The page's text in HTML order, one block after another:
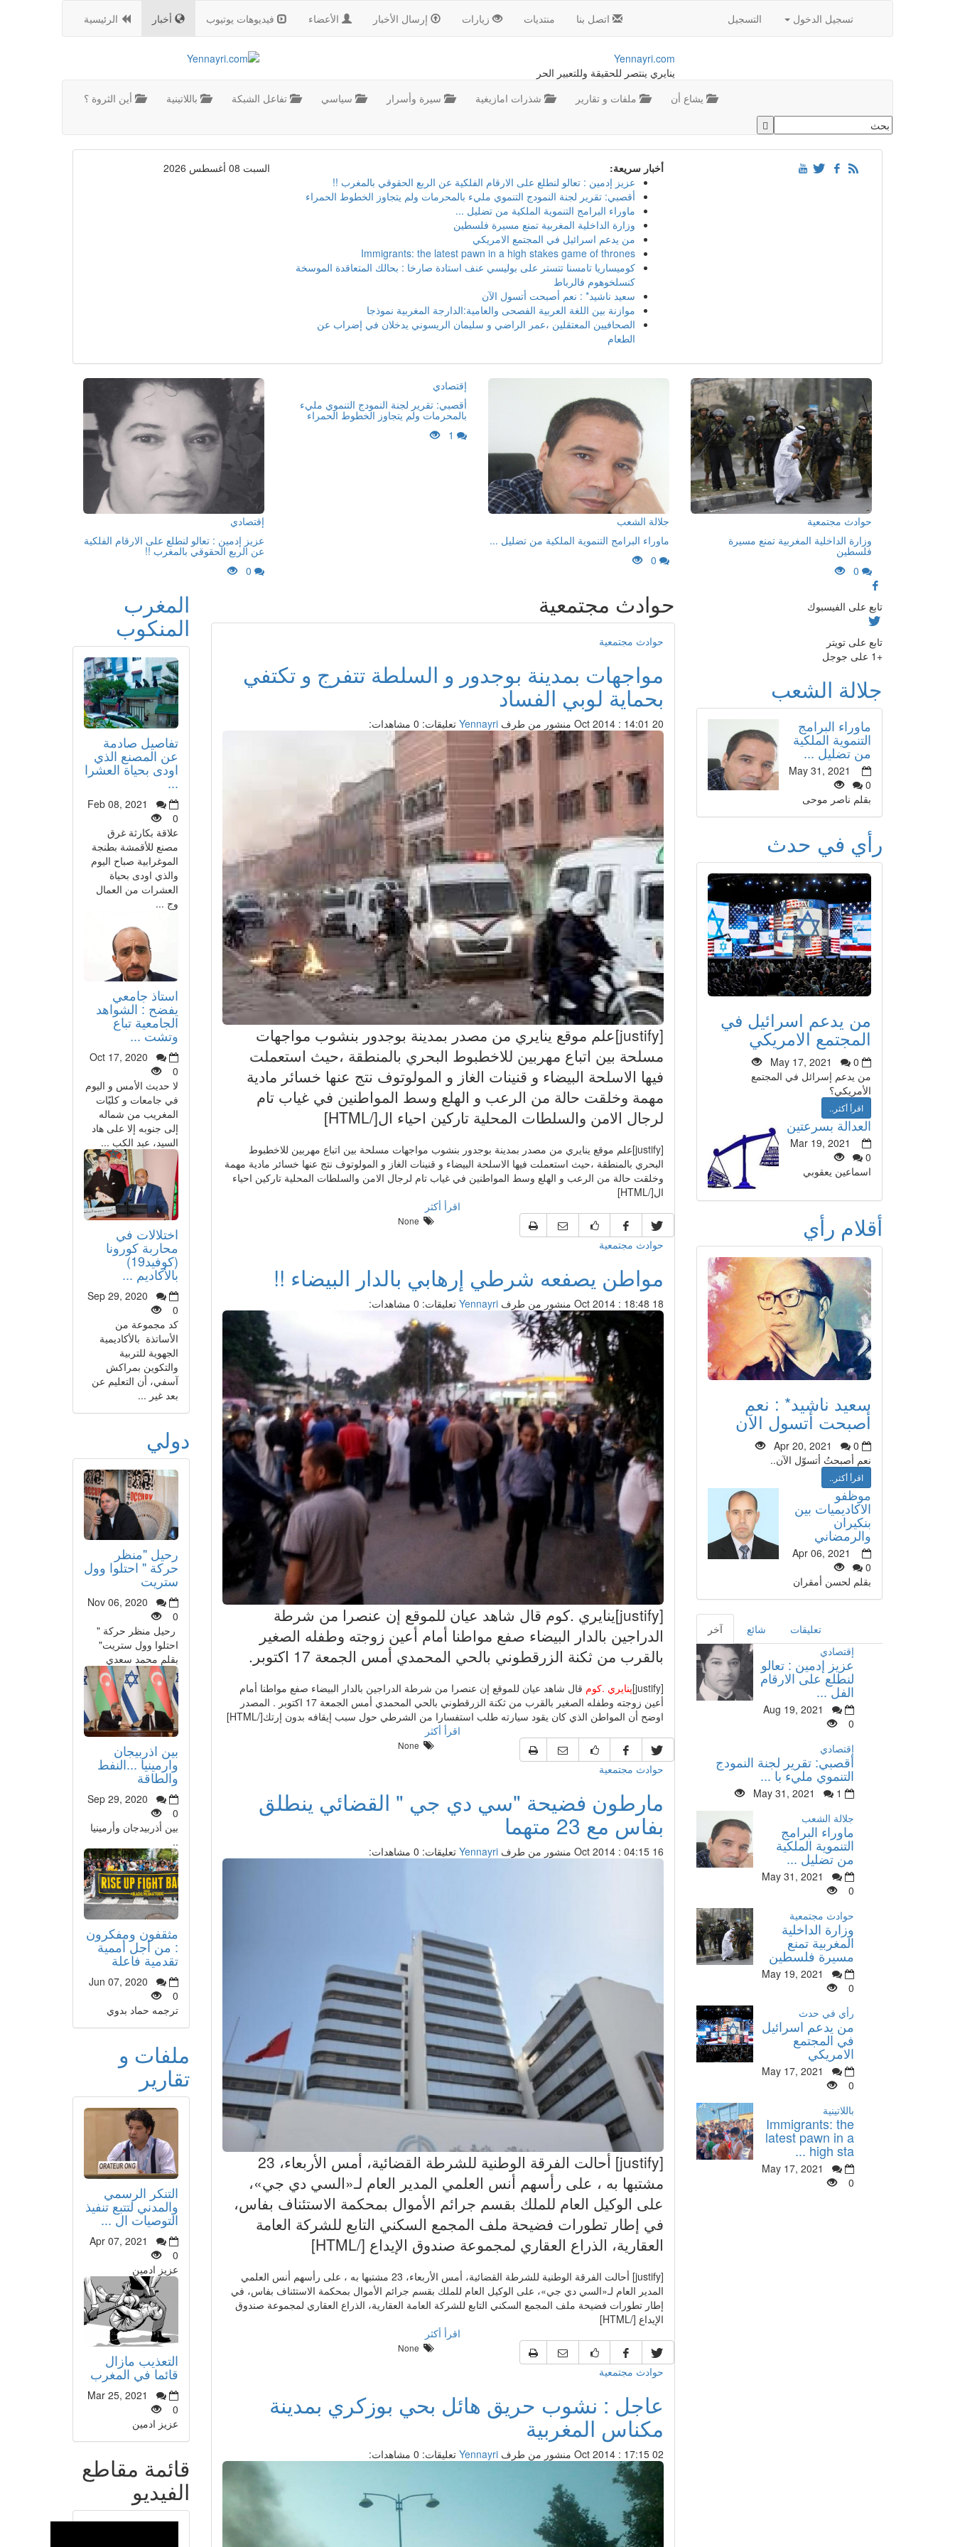
الرئيسية أخبار فيديوهات يوتيوب الأعضاء إرسال الأخبار زيارات منتديات اتصل بنا التسجيل تسجيل الدخول
Yennayri.com
ينايري ينتصر للحقيقة وللتعبير الحر
أين الثروة ؟
باللاتينية تفاعل الشبكة سياسي سيرة وأسرار شذرات امازيغية ملفات و تقارير يشاع أن
السبت 08 أغسطس 2026
أخبار سريعة:
عزيز إدمين : تعالو لنطلع على الارقام الفلكية عن الربع الحقوقي بالمغرب !!
أقصبي: تقرير لجنة النمودج التنموي مليء بالمحرمات ولم يتجاوز الخطوط الحمراء
ماوراء البرامج التنموية الملكية من تضليل ...
وزارة الداخلية المغربية تمنع مسيرة فلسطين
من يدعم اسرائيل في المجتمع الامريكي
Immigrants: the latest pawn in a high stakes game of thrones
كوميساريا تامسنا تتستر على بوليسي عنف استادة صارخا : بحالك المتعاقدة الموسخة
كنسلخوهوم فالرباط
سعيد ناشيد* : نعم أصبحت أتسول الآن
موازنة بين اللغة العربية الفصحى والعامية:الدارجة المغربية نموذجا
الصحافيين المعتقلين ،عمر الراضي و سليمان الريسوني يدخلان في إضراب عن
الطعام
إقتصادي
عزيز إدمين : تعالو لنطلع على الارقام الفلكية
عن الربع الحقوقي بالمغرب !!
إقتصادي
أقصبي: تقرير لجنة النمودج التنموي مليء
بالمحرمات ولم يتجاوز الخطوط الحمراء
جلالة الشعب
ماوراء البرامج التنموية الملكية من تضليل ...
حوادث مجتمعية
وزارة الداخلية المغربية تمنع مسيرة
فلسطين
المغرب
المنكوب
تفاصيل صادمة
عن المصنع الذي
اودى بحياة العشرا
...
Feb 08, 2021
0
علاقة بكارثة غرق
مصنع للأقمشة بطنجة
الموغرابية صباح اليوم
والذي اودى بحياة
العشرات من العمال
وج ...
استاذ جامعي
يفضح : الشواهد
الجامعية تباع
وتشت ...
Oct 17, 2020
0
لا حديث الأمس و اليوم
في جامعات و كليّات
المغريب من شماله
إلى جنوبه إلا على هاد
السيد، عبد الكب ...
اختلالات في
محاربة كورونا
(كوفيد19)
بالأكاديم ...
Sep 29, 2020
0
كد مجموعة من
الأساتذة بالأكاديمية
الجهوية للتربية
والتكوين بمراكش
آسفي، أن التعليم عن
بعد غير ...
دولي
رحيل "منظر
حركة " احتلوا وول
ستريت
Nov 06, 2020
0
رحيل منظر حركة "
احتلوا وول ستريت"
بقلم محمد سعدي
بين اذربيجان
وارمينيا ...النفط
والطاقة
Sep 29, 2020
0
بين أذربيدجان وأرمينيا
..
مثقفون ومفكرون
: من أجل أممية
تقدمية فاعلة
Jun 07, 2020
0
ترجمه حماد بدوي
ملفات و
تقارير
التنكر الرسمي
والمدني لتتبع تنفيذ
التوصيات ال ...
Apr 07, 2021
0
عزيز ادمين
التعذيب مازال
قائما في المغرب
Mar 25, 2021
0
عزيز ادمين
قائمة مقاطع
الفيديو
حوادث مجتمعية
حوادث مجتمعية
مواجهات بمدينة بوجدور و السلطة تتفرج و تكتفي
بحماية لوبي الفساد
20 Oct 2014 : 14:01 منشور من طرفYennayri تعليقات: 0 مشاهدات:
[justify]علم موقع ينايري من مصدر بمدينة بوجدور بنشوب مواجهات
مسلحة بين اتباع مهربين للاخطبوط البحري بالمنطقة ،حيث استعملت
فيها الاسلحة البيضاء و قنينات الغاز و المولوتوف نتج عنها خسائر مادية
مهمة وخلقت حالة من الرعب و الهلع وسط المواطنين في غياب تام
لرجال الامن والسلطات المحلية تاركين احياء ال[/HTML]
[justify]علم موقع ينايري من مصدر بمدينة بوجدور بنشوب مواجهات مسلحة بين اتباع مهربين للاخطبوط
البحري بالمنطقة ،حيث استعملت فيها الاسلحة البيضاء و قنينات الغاز و المولوتوف نتج عنها خسائر مادية مهمة
وخلقت حالة من الرعب و الهلع وسط المواطنين في غياب تام لرجال الامن والسلطات المحلية تاركين احياء
ال[/HTML]
اقرأ أكثر
None
حوادث مجتمعية
مواطن يصفعه شرطي إرهابي بالدار البيضاء !!
18 Oct 2014 : 18:48 منشور من طرفYennayri تعليقات: 0 مشاهدات:
[justify]ينايري .كوم قال شاهد عيان للموقع إن عنصرا من شرطة
الدراجين بالدار البيضاء صفع مواطنا أمام أعين زوجته وطفله الصغير
بالقرب من ثكنة الزرقطوني بالحي المحمدي أمس الجمعة 17 اكتوبر.
[justify] ينايري .كوم قال شاهد عيان للموقع إن عنصرا من شرطة الدراجين بالدار البيضاء صفع مواطنا أمام
أعين زوجته وطفله الصغير بالقرب من ثكنة الزرقطوني بالحي المحمدي أمس الجمعة 17 اكتوبر . المصدر
اوضح أن المواطن الذي كان يقود سيارته طلب استفسارا من الشرطي حول سبب إيقافه بدون إرتك[/HTML]
اقرأ أكثر
None
حوادث مجتمعية
مارطون فضيحة "سي دي جي " القضائي ينطلق
بفاس مع 23 متهما
16 Oct 2014 : 04:15 منشور من طرفYennayri تعليقات: 0 مشاهدات:
[justify] أحالت الفرقة الوطنية للشرطة القضائية، أمس الأربعاء، 23
مشتبها به ، على رأسهم أنس العلمي المدير العام لـ«السي دي جي»،
على الوكيل العام للملك بقسم جرائم الأموال بمحكمة الاستئناف بفاس،
في إطار تطورات فضيحة ملف المجمع السكني التابع للشركة العامة
العقارية، الذراع العقاري لمجموعة صندوق الإيداع [/HTML]
[justify] أحالت الفرقة الوطنية للشرطة القضائية، أمس الأربعاء، 23 مشتبها به ، على رأسهم أنس العلمي
المدير العام لـ«السي دي جي»، على الوكيل العام للملك بقسم جرائم الأموال بمحكمة الاستئناف بفاس، في
إطار تطورات فضيحة ملف المجمع السكني التابع للشركة العامة العقارية، الذراع العقاري لمجموعة صندوق
الإيداع [/HTML]
اقرأ أكثر
None
حوادث مجتمعية
عاجل : نشوب حريق هائل بحي بوزكري بمدينة
مكناس المغربية
02 Oct 2014 : 17:15 منشور من طرفYennayri تعليقات: 0 مشاهدات:
تابع على الفيسبوك
تابع على تويتر
+1 على جوجل
جلالة الشعب
ماوراء البرامج
التنموية الملكية
من تضليل ...
May 31, 2021
0
بقلم ناصر موحى
رأي في حدث
من يدعم اسرائيل في
المجتمع الامريكي
May 17, 2021
0
من يدعم إسرائل في المجتمع
الأمريكي؟
اقرأ أكثر..
العدالة بسرعتين
Mar 19, 2021
0
اسماعين يعقوبي
أقلام رأي
سعيد ناشيد* : نعم
أصبحت أتسول الآن
Apr 20, 2021
0
نعم أصبحتُ أتسوّل الآن..
اقرأ أكثر..
موظفو
الاكاديميات بين
بنكيران
والرمضاني
Apr 06, 2021
0
بقلم لحسن أمقران
آخر شائع
تعليقات
إقتصادي
عزيز إدمين : تعالو
لنطلع على الارقام
الفل ...
Aug 19, 2021
0
إقتصادي
أقصبي: تقرير لجنة النمودج
التنموي مليء با ...
May 31, 2021
1
جلالة الشعب
ماوراء البرامج
التنموية الملكية
من تضليل ...
May 31, 2021
0
حوادث مجتمعية
وزارة الداخلية
المغربية تمنع
مسيرة فلسطين
May 19, 2021
0
رأي في حدث
من يدعم اسرائيل
في المجتمع
الامريكي
May 17, 2021
0
باللاتينية
Immigrants: the
latest pawn in a
high sta ...
May 17, 2021
0